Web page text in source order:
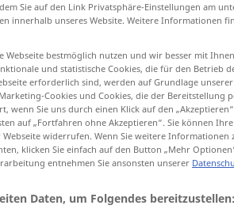
Sie auf den Link Privatsphäre-Einstellungen am
innerhalb unseres Website. Weitere Informationen
Webseite bestmöglich nutzen und wir besser mit Ihnen
und statistische Cookies, die für den Betrieb
erforderlich sind, werden auf Grundlage
Cookies und Cookies, die der Bereitstellung
wenn Sie uns durch einen Klick auf den
auf „Fortfahren ohne Akzeptieren“. Sie können
widerrufen. Wenn Sie weitere Informationen
klicken Sie einfach auf den Button „Mehr
entnehmen Sie ansonsten unserer
Daten, um Folgendes bereitzustellen: